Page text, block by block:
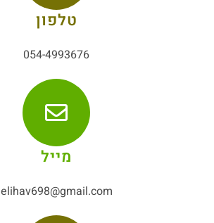
טלפון
054-4993676
מייל
elihav698@gmail.com